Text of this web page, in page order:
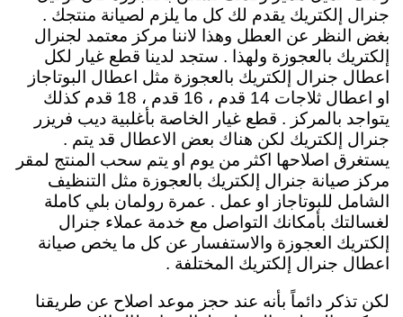
جنرال إلكتريك يقدم لك كل ما يلزم لصيانة منتجك .
بغض النظر عن العطل وهذا لاننا مركز معتمد لجنرال
إلكتريك بالعجوزة ولهذا . ستجد لدينا قطع غيار لكل
اعطال جنرال إلكتريك بالعجوزة مثل اعطال البوتاجاز
او اعطال ثلاجات 14 قدم ، 16 قدم ، 18 قدم كذلك
يتواجد بالمركز . قطع غيار الخاصة بأغلبية ديب فريزر
جنرال إلكتريك لكن هناك بعض الاعطال قد يتم .
يستغرق اصلاحها اكثر من يوم او يتم سحب المنتج لمقر
مركز صيانة جنرال إلكتريك بالعجوزة مثل التنظيف
الشامل للبوتاجاز او عمل . عمرة رولمان بلي كاملة
لغسالتك بأمكانك التواصل مع خدمة عملاء جنرال
إلكتريك العجوزة والاستفسار عن كل ما يخص صيانة
اعطال جنرال إلكتريك المختلفة .
لكن تذكر دائماً بأنه عند حجز موعد اصلاح عن طريقنا